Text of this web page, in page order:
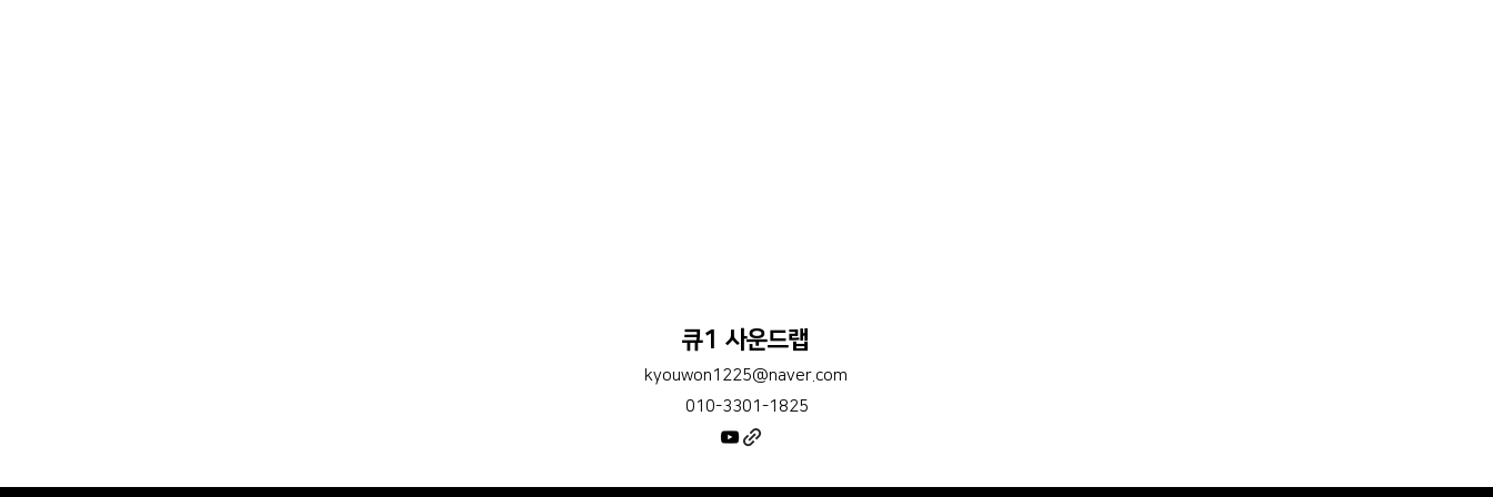
큐1 사운드랩
kyouwon1225@naver.com
010-3301-1825